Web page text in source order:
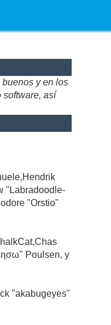
y en los
software, así
"Labradoodle-
"Orstio"
Poulsen, y
"akabugeyes"